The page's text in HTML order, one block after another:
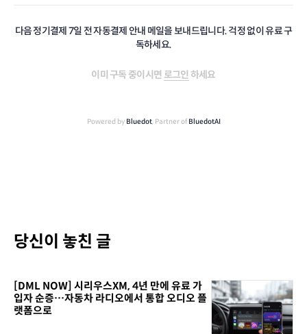
다음 정기결제 7일 전 자동결제 안내 메일을 보내드립니다. 걱정 없이 유료 구
독하세요.
이미 구독 중이시면 로그인 하세요
Powered by Bluedot, Partner of BluedotAI
당신이 놓친 글
[DML NOW] 시리우스XM, 4년 만에 유료 가
입자 순증…자동차 라디오에서 통합 오디오 플
랫폼으로